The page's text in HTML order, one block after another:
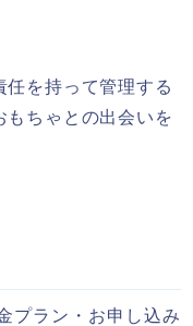
任を持って管理する
もちゃとの出会いを
プラン・お申し込み